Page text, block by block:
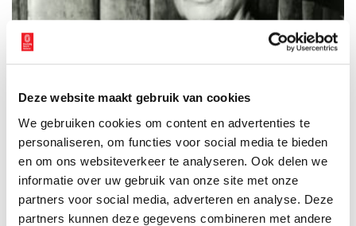
Deze website maakt gebruik van cookies
We gebruiken cookies om content en advertenties te
personaliseren, om functies voor social media te bieden
en om ons websiteverkeer te analyseren. Ook delen we
informatie over uw gebruik van onze site met onze
partners voor social media, adverteren en analyse. Deze
partners kunnen deze gegevens combineren met andere
Tijdens haar leven is Gerda Kurtz (1899 – 1989) herhaaldelijk
geëerd voor haar toegewijde werk als archivaris en historica.
Ook in de oorlogsjaren wist Kurtz als archivaris een bijzondere
rol te spelen. Wie was deze eerste vrouwelijke
gemeentearchivaris van Haarlem? Klaartje Pompe, hoofd
publiek van het Noord-Hollands Archief, neemt de lezers van
ONH mee in Gerda Kurtz’s jeugd, opleiding en werkzame leven.